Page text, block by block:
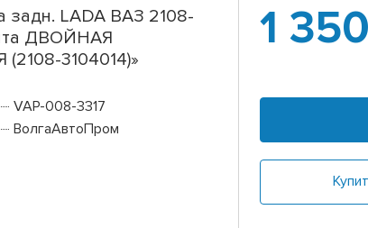
задн. LADA ВАЗ 2108-
ДВОЙНАЯ
3104014)»
VAP-008-3317
ВолгаАвтоПром
1 350